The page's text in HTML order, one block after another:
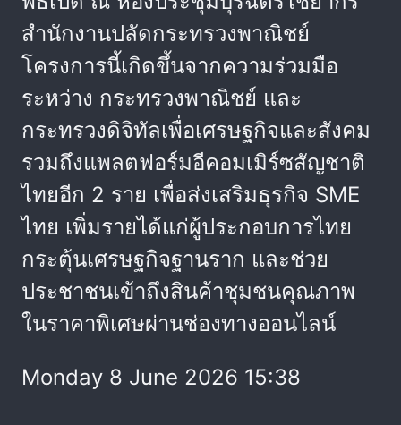
สำนักงานปลัดกระทรวงพาณิชย์
โครงการนี้เกิดขึ้นจากความร่วมมือ
ระหว่าง กระทรวงพาณิชย์ และ
กระทรวงดิจิทัลเพื่อเศรษฐกิจและสังคม
รวมถึงแพลตฟอร์มอีคอมเมิร์ซสัญชาติ
ไทยอีก 2 ราย เพื่อส่งเสริมธุรกิจ SME
ไทย เพิ่มรายได้แก่ผู้ประกอบการไทย
กระตุ้นเศรษฐกิจฐานราก และช่วย
ประชาชนเข้าถึงสินค้าชุมชนคุณภาพ
ในราคาพิเศษผ่านช่องทางออนไลน์
Monday 8 June 2026 15:38